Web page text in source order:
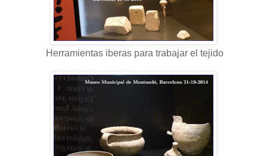
Herramientas iberas para trabajar el tejido